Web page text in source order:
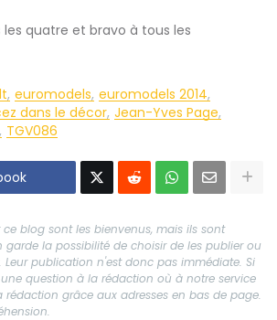
quatre et bravo à tous les
euromodels euromodels 2014
dans le décor Jean-Yves Page
TGV086
ce blog sont les bienvenus, mais ils sont
garde la possibilité de choisir de les publier ou
Leur publication n'est donc pas immédiate. Si
question à la rédaction où à notre service
rédaction grâce aux adresses en bas de page.